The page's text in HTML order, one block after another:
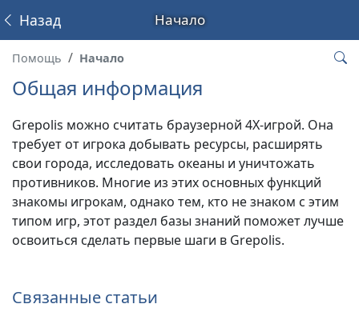
Начало
Назад
Помощь Начало
Общая информация
Grepolis можно считать браузерной 4X-игрой. Она
требует от игрока добывать ресурсы, расширять
свои города, исследовать океаны и уничтожать
противников. Многие из этих основных функций
знакомы игрокам, однако тем, кто не знаком с этим
типом игр, этот раздел базы знаний поможет лучше
освоиться сделать первые шаги в Grepolis.
Связанные статьи